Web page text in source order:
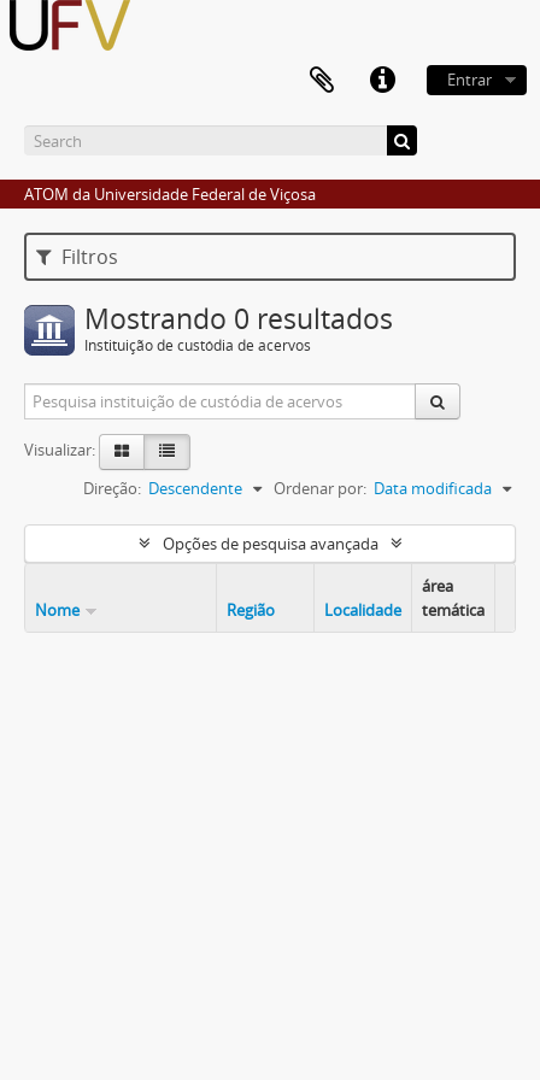
Entrar
ATOM da Universidade Federal de Viçosa
Filtros
Mostrando 0 resultados
Instituição de custódia de acervos
Visualizar:
Ordenar por: Data modificada
Direção: Descendente
Opções de pesquisa avançada
Nome Região Localidade
área
temática